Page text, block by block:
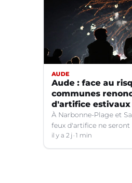
AUDE
Aude : face au
communes
d'artifice estivaux
À Narbonne-Plage et
feux d'artifice ne
il y a 2 j 1 min